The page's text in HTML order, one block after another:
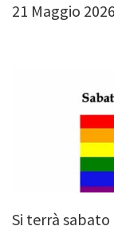
21 Maggio 2026
Si terrà sabato